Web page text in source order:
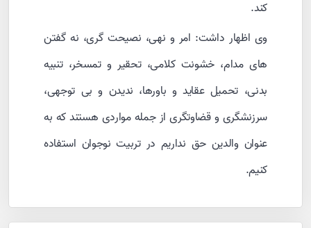
کند.
وی اظهار داشت: امر و نهی، نصیحت گری، نه گفتن
های مدام، خشونت کلامی، تحقیر و تمسخر، تنبیه
بدنی، تحمیل عقاید و باورها، ندیدن و بی توجهی،
سرزنشگری و قضاوتگری از جمله مواردی هستند که به
عنوان والدین حق نداریم در تربیت نوجوان استفاده
کنیم.